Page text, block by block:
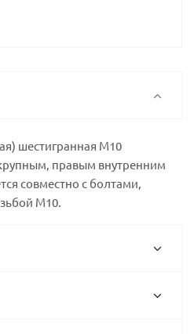
шестигранная М10
правым внутренним
совместно с болтами,
М10.